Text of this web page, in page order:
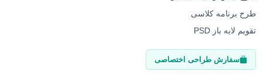
طرح برنامه کلاسی
تقویم لایه باز PSD
سفارش طراحی اختصاصی